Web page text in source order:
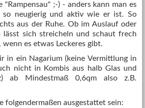
"Rampensau" ;-) - anders kann man es
so neugierig und aktiv wie er ist. So
aus der Ruhe. Ob im Auslauf oder
lässt sich streicheln und schaut frech
wenn es etwas Leckeres gibt.
in ein Nagarium (keine Vermittlung in
nicht in Kombis aus halb Glas und
ab Mindestmaß 0,6qm also z.B.
folgendermaßen ausgestattet sein: